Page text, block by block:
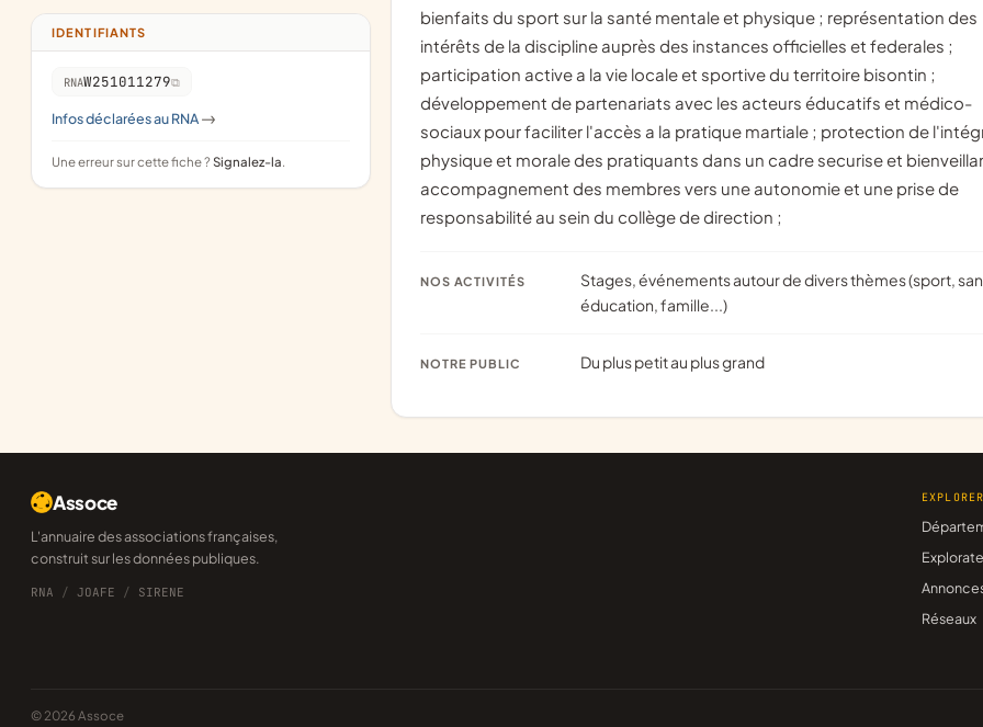
IDENTIFIANTS
RNAW251011279
Infos déclarées au RNA ->
Une erreur sur cette fiche ? Signalez-la.
bienfaits du sport sur la santé mentale et physique ; représentation des
intérêts de la discipline auprès des instances officielles et federales ;
participation active a la vie locale et sportive du territoire bisontin ;
développement de partenariats avec les acteurs éducatifs et médico-
sociaux pour faciliter l'accès a la pratique martiale ; protection de
physique et morale des pratiquants dans un cadre securise et
accompagnement des membres vers une autonomie et une prise de
responsabilité au sein du collège de direction ;
NOS ACTIVITÉS
Stages, événements autour de divers thèmes (sport, santé,
éducation, famille...)
NOTRE PUBLIC Du plus petit au plus grand
Assoce
L'annuaire des associations françaises,
construit sur les données publiques.
RNA / JOAFE / SIRENE
EXPLORER
Réseaux
© 2026 Assoce